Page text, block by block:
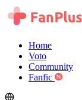
Home
Voto
Community
Fanfic